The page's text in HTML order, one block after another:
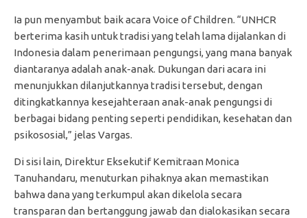
Ia pun menyambut baik acara Voice of Children. “UNHCR
berterima kasih untuk tradisi yang telah lama dijalankan di
Indonesia dalam penerimaan pengungsi, yang mana banyak
diantaranya adalah anak-anak. Dukungan dari acara ini
menunjukkan dilanjutkannya tradisi tersebut, dengan
ditingkatkannya kesejahteraan anak-anak pengungsi di
berbagai bidang penting seperti pendidikan, kesehatan dan
psikososial,” jelas Vargas.
Di sisi lain, Direktur Eksekutif Kemitraan Monica
Tanuhandaru, menuturkan pihaknya akan memastikan
bahwa dana yang terkumpul akan dikelola secara
transparan dan bertanggung jawab dan dialokasikan secara